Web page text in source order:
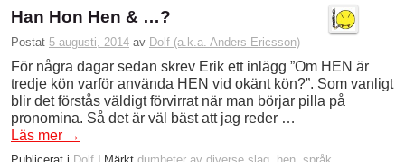
Han Hon Hen & …?
Postat 5 augusti, 2014 av Dolf (a.k.a. Anders Ericsson)
För några dagar sedan skrev Erik ett inlägg ”Om HEN är
tredje kön varför använda HEN vid okänt kön?”. Som vanligt
blir det förstås väldigt förvirrat när man börjar pilla på
pronomina. Så det är väl bäst att jag reder …
Läs mer →
Publicerat i Dolf | Märkt dumheter av diverse slag hen språk